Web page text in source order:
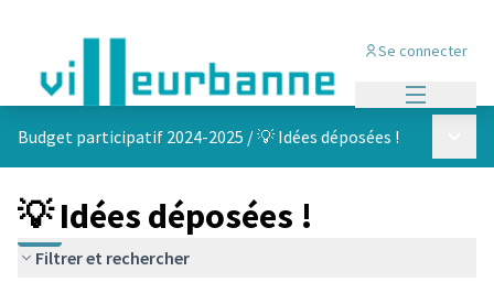
Se connecter
Budget participatif 2024-2025 /💡 Idées déposées !
💡 Idées déposées !
Filtrer et rechercher